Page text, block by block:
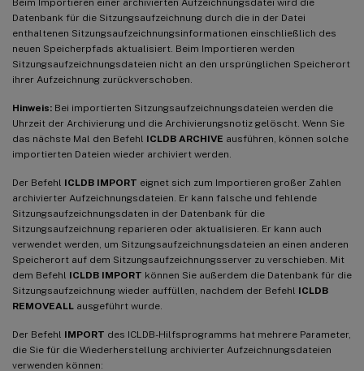
Datenbank für die Sitzungsaufzeichnung durch die in der Datei
enthaltenen Sitzungsaufzeichnungsinformationen einschließlich des
neuen Speicherpfads aktualisiert. Beim Importieren werden
Sitzungsaufzeichnungsdateien nicht an den ursprünglichen Speicherort
ihrer Aufzeichnung zurückverschoben.
Hinweis: Bei importierten Sitzungsaufzeichnungsdateien werden die
Uhrzeit der Archivierung und die Archivierungsnotiz gelöscht. Wenn Sie
das nächste Mal den Befehl ICLDB ARCHIVE ausführen, können solche
importierten Dateien wieder archiviert werden.
Der Befehl ICLDB IMPORT eignet sich zum Importieren großer Zahlen
archivierter Aufzeichnungsdateien. Er kann falsche und fehlende
Sitzungsaufzeichnungsdaten in der Datenbank für die
Sitzungsaufzeichnung reparieren oder aktualisieren. Er kann auch
verwendet werden, um Sitzungsaufzeichnungsdateien an einen anderen
Speicherort auf dem Sitzungsaufzeichnungsserver zu verschieben. Mit
dem Befehl ICLDB IMPORT können Sie außerdem die Datenbank für die
Sitzungsaufzeichnung wieder auffüllen, nachdem der Befehl ICLDB
REMOVEALL ausgeführt wurde.
Der Befehl IMPORT des ICLDB-Hilfsprogramms hat mehrere Parameter,
die Sie für die Wiederherstellung archivierter Aufzeichnungsdateien
verwenden können: